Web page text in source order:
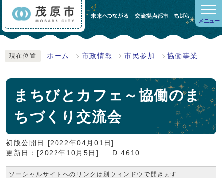
メニュー
現在位置 ホーム 市政情報 市民参加 協働事業
まちびとカフェ～協働のま
ちづくり交流会
初版公開日:[2022年04月01日]
更新日：[2022年10月5日]
ID:4610
ソーシャルサイトへのリンクは別ウィンドウで開きます